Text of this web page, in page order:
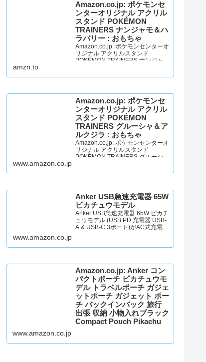
Amazon.co.jp: ポケモンセ
ンターオリジナル アクリル
スタンド POKÉMON
TRAINERS ナンジャモ＆ハ
ラバリー : おもちゃ
Amazon.co.jp: ポケモンセンターオ
リジナル アクリルスタンド
POKÉMON TRAINERS ナンジャモ
amzn.to
Amazon.co.jp: ポケモンセ
ンターオリジナル アクリル
スタンド POKÉMON
TRAINERS グルーシャ＆ア
ルクジラ : おもちゃ
Amazon.co.jp: ポケモンセンターオ
リジナル アクリルスタンド
POKÉMON TRAINERS グルーシャ
www.amazon.co.jp
Anker USB急速充電器 65W
ピカチュウモデル
Anker USB急速充電器 65W ピカチ
ュウモデル (USB PD 充電器 USB-
A & USB-C 3ポート)がAC式充電器
可能です。アマゾン配送商品は、
www.amazon.co.jp
Amazon.co.jp: Anker コン
パクトポーチ ピカチュウモ
デル トラベルポーチ ガジェ
ットポーチ ガジェット ポー
チ バックインバック 旅行
出張 収納 小物入れブラック
Compact Pouch Pikachu
www.amazon.co.jp